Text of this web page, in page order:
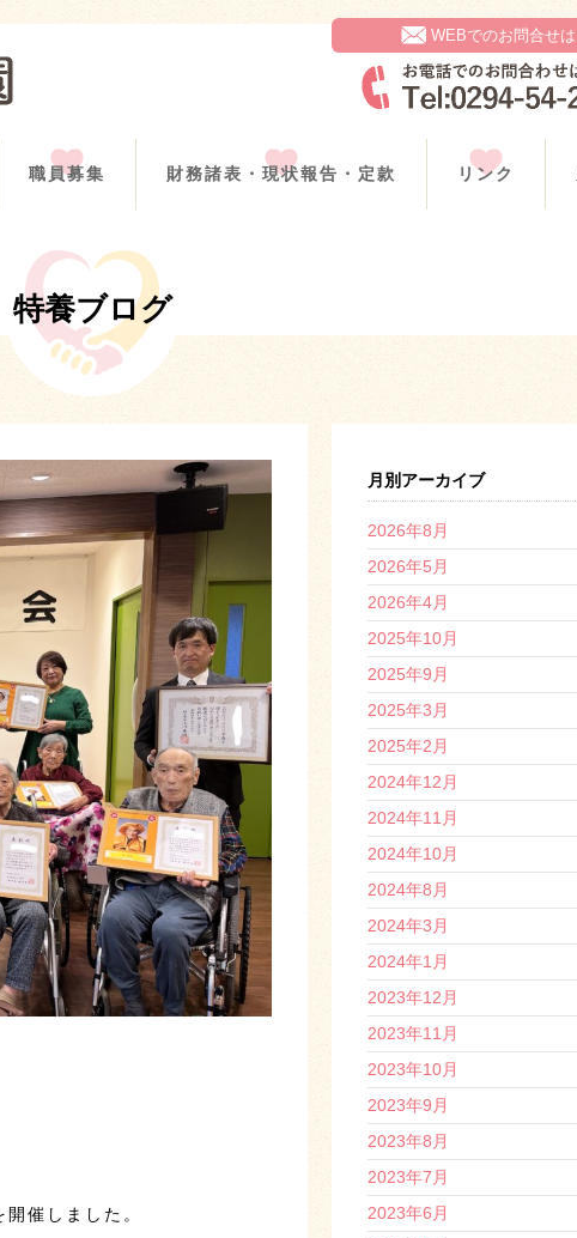
WEBでのお問合せ
職員募集 財務諸表・現状報告・定款 リンク
特養ブログ
催しました。
月別アーカイブ
2026年8月
2026年5月
2026年4月
2025年10月
2025年9月
2025年3月
2025年2月
2024年12月
2024年11月
2024年10月
2024年8月
2024年3月
2024年1月
2023年12月
2023年11月
2023年10月
2023年9月
2023年8月
2023年7月
2023年6月